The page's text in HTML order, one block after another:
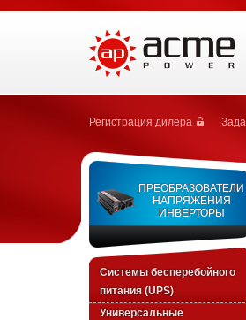
Регистрация дилера
ПРЕОБРАЗОВАТЕЛИ
НАПРЯЖЕНИЯ
ИНВЕРТОРЫ
Системы бесперебойного
питания (UPS)
Универсальные